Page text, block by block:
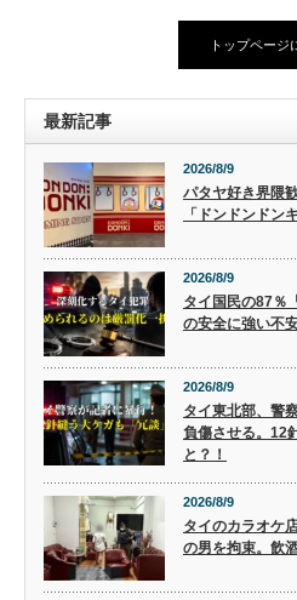
トップページ
最新記事
2026/8/9
パタヤ好き界隈
「ドンドンドン
2026/8/9
タイ国民の87％
の安全に強い不
2026/8/9
タイ東北部、警
負傷させる。12
と？！
2026/8/9
タイのカラオケ
の男を拘束。飲